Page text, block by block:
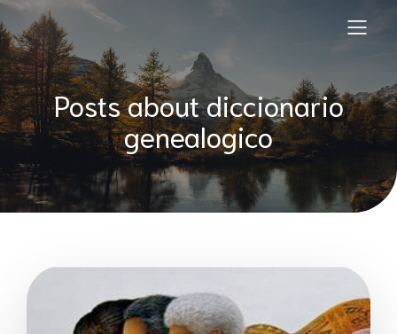
Posts about diccionario
genealogico